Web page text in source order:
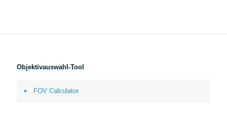
Objektivauswahl-Tool
FOV Calculator